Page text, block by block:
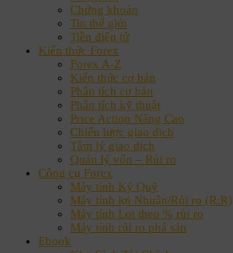
Chứng khoán
Tin thế giới
Tiền điện tử
Kiến thức Forex
Forex A-Z
Kiến thức cơ bản
Phân tích cơ bản
Phân tích kỹ thuật
Price Action Nâng Cao
Chiến lược giao dịch
Tâm lý giao dịch
Quản lý vốn – Rủi ro
Công cụ Forex
Máy tính Ký Quỹ
Máy tính lợi Nhuận/Rủi ro (R:R)
Máy tính Lot theo % rủi ro
Máy tính rủi ro phá sản
Ebook